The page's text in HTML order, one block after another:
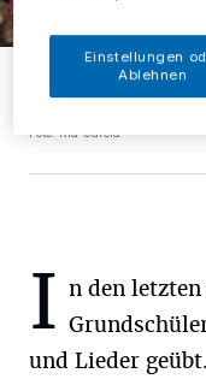
Anke Wiegard-Klein
Foto: Ria Garcia
I n den letzten
und Lieder
Einstellungen
Ablehnen